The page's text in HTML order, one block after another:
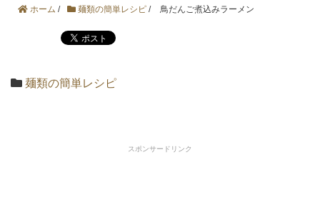
ホーム / 麺類の簡単レシピ / 鳥だんご煮込みラーメン
麺類の簡単レシピ
スポンサードリンク